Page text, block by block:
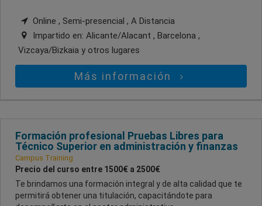
Online , Semi-presencial , A Distancia
Impartido en: Alicante/Alacant , Barcelona ,
Vizcaya/Bizkaia y otros lugares
Más información
Formación profesional Pruebas Libres para
Técnico Superior en administración y finanzas
Campus Training
Precio del curso entre 1500€ a 2500€
Te brindamos una formación integral y de alta calidad que te
permitirá obtener una titulación, capacitándote para